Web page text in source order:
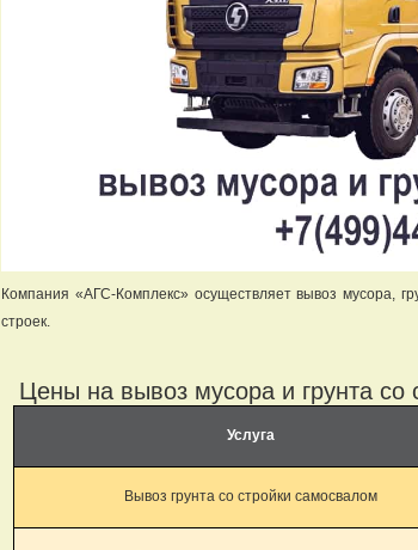
Компания «АГС-Комплекс» осуществляет вывоз мусора,
строек.
Цены на вывоз мусора и грунта со
Услуга
Вывоз грунта со стройки самосвалом